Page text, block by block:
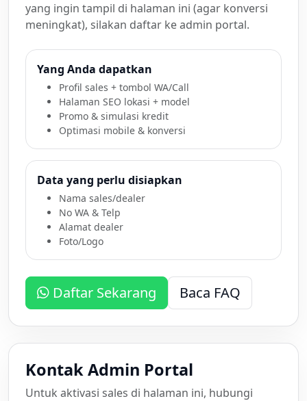
yang ingin tampil di halaman ini (agar konversi
meningkat), silakan daftar ke admin portal.
Yang Anda dapatkan
Profil sales + tombol WA/Call
Halaman SEO lokasi + model
Promo & simulasi kredit
Optimasi mobile & konversi
Data yang perlu disiapkan
Nama sales/dealer
No WA & Telp
Alamat dealer
Foto/Logo
Daftar Sekarang Baca FAQ
Kontak Admin Portal
Untuk aktivasi sales di halaman ini, hubungi